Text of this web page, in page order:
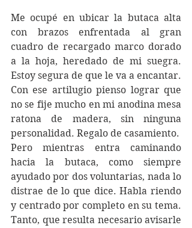
Me ocupé en ubicar la butaca alta
con brazos enfrentada al gran
cuadro de recargado marco dorado
a la hoja, heredado de mi suegra.
Estoy segura de que le va a encantar.
Con ese artilugio pienso lograr que
no se fije mucho en mi anodina mesa
ratona de madera, sin ninguna
personalidad. Regalo de casamiento.
Pero mientras entra caminando
hacia la butaca, como siempre
ayudado por dos voluntarias, nada lo
distrae de lo que dice. Habla riendo
y centrado por completo en su tema.
Tanto, que resulta necesario avisarle